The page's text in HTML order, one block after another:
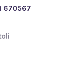
670567